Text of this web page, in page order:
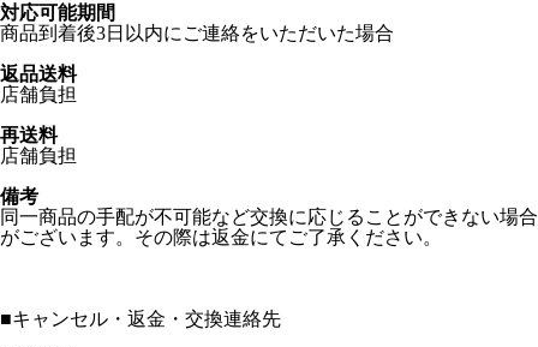
対応可能期間
商品到着後3日以内にご連絡をいただいた場合
返品送料
店舗負担
再送料
店舗負担
備考
同一商品の手配が不可能など交換に応じることができない場合
がございます。その際は返金にてご了承ください。
■キャンセル・返金・交換連絡先